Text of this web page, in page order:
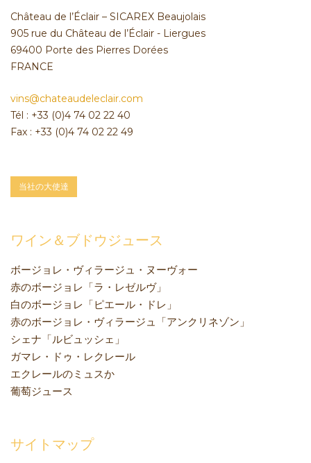
Château de l’Éclair – SICAREX Beaujolais
905 rue du Château de l’Éclair - Liergues
69400 Porte des Pierres Dorées
FRANCE
vins@chateaudeleclair.com
Tél : +33 (0)4 74 02 22 40
Fax : +33 (0)4 74 02 22 49
当社の大使達
ワイン＆ブドウジュース
ボージョレ・ヴィラージュ・ヌーヴォー
赤のボージョレ「ラ・レゼルヴ」
白のボージョレ「ピエール・ドレ」
赤のボージョレ・ヴィラージュ「アンクリネゾン」
シェナ「ルビュッシェ」
ガマレ・ドゥ・レクレール
エクレールのミュスか
葡萄ジュース
サイトマップ